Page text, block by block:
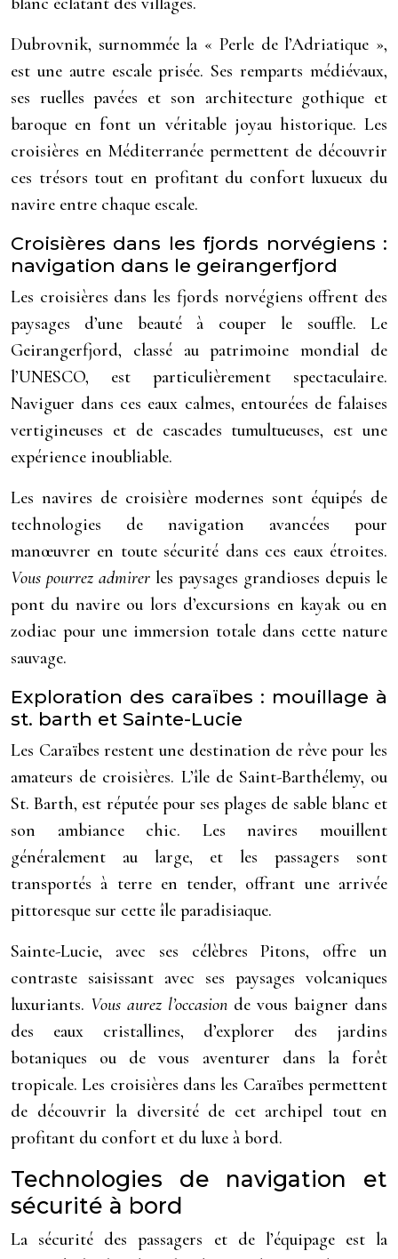
Dubrovnik, surnommée la « Perle de l’Adriatique »,
est une autre escale prisée. Ses remparts médiévaux,
ses ruelles pavées et son architecture gothique et
baroque en font un véritable joyau historique. Les
croisières en Méditerranée permettent de découvrir
ces trésors tout en profitant du confort luxueux du
navire entre chaque escale.
Croisières dans les fjords norvégiens :
navigation dans le geirangerfjord
Les croisières dans les fjords norvégiens offrent des
paysages d’une beauté à couper le souffle. Le
Geirangerfjord, classé au patrimoine mondial de
l’UNESCO, est particulièrement spectaculaire.
Naviguer dans ces eaux calmes, entourées de falaises
vertigineuses et de cascades tumultueuses, est une
expérience inoubliable.
Les navires de croisière modernes sont équipés de
technologies de navigation avancées pour
manœuvrer en toute sécurité dans ces eaux étroites.
Vous pourrez admirer les paysages grandioses depuis le
pont du navire ou lors d’excursions en kayak ou en
zodiac pour une immersion totale dans cette nature
sauvage.
Exploration des caraïbes : mouillage à
st. barth et Sainte-Lucie
Les Caraïbes restent une destination de rêve pour les
amateurs de croisières. L’île de Saint-Barthélemy, ou
St. Barth, est réputée pour ses plages de sable blanc et
son ambiance chic. Les navires mouillent
généralement au large, et les passagers sont
transportés à terre en tender, offrant une arrivée
pittoresque sur cette île paradisiaque.
Sainte-Lucie, avec ses célèbres Pitons, offre un
contraste saisissant avec ses paysages volcaniques
luxuriants. Vous aurez l’occasion de vous baigner dans
des eaux cristallines, d’explorer des jardins
botaniques ou de vous aventurer dans la forêt
tropicale. Les croisières dans les Caraïbes permettent
de découvrir la diversité de cet archipel tout en
profitant du confort et du luxe à bord.
Technologies de navigation et
sécurité à bord
La sécurité des passagers et de l’équipage est la